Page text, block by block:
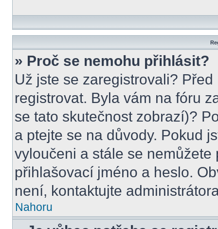
» Proč se nemohu přihlásit?
Už jste se zaregistrovali?
registrovat. Byla vám na fóru
se tato skutečnost zobrazí)?
a ptejte se na důvody. Pokud
vyloučeni a stále se
přihlašovací jméno a heslo.
není, kontaktujte
Nahoru